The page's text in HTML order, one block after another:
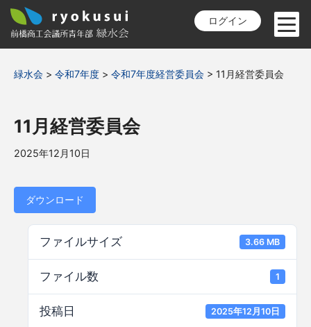
ログイン
緑水会 > 令和7年度 > 令和7年度経営委員会 > 11月経営委員会
11月経営委員会
2025年12月10日
ダウンロード
ファイルサイズ 3.66 MB
ファイル数 1
投稿日 2025年12月10日